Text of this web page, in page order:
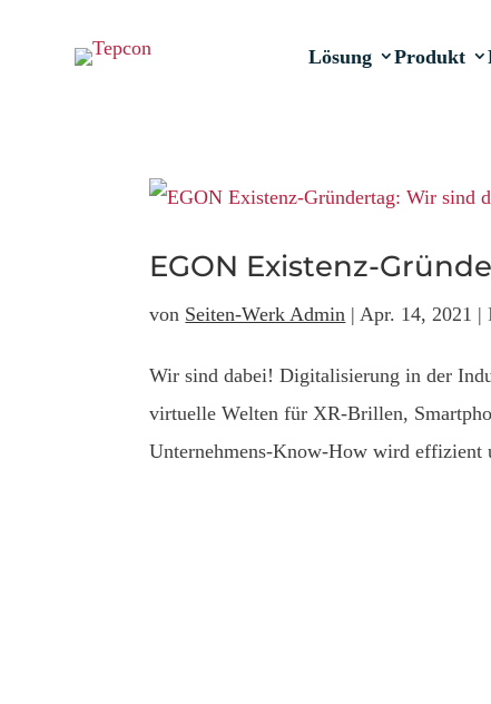
Lösung Produkt
EGON Existenz-
von Seiten-Werk Admin |Apr. 14, 2021 |
Wir sind dabei! Digitalisierung in der
virtuelle Welten für XR-Brillen,
Unternehmens-Know-How wird effizient